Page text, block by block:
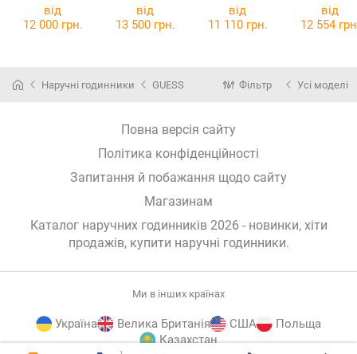
від
12 000 грн.
від
13 500 грн.
від
11 110 грн.
від
12 554
Наручні годинники GUESS Фільтр Усі моделі
Повна версія сайту
Політика конфіденційності
Запитання й побажання щодо сайту
Магазинам
Каталог наручних годинників 2026 - новинки, хіти
продажів, купити наручні годинники.
Ми в інших країнах
Україна Велика Британія США
Польща
Казахстан